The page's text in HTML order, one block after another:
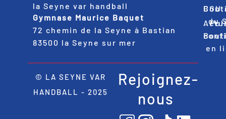
la Seyne var handball
Gymnase Maurice Baquet
72 chemin de la Seyne à Bastian
83500 la Seyne sur mer
du
en
CGU
© LA SEYNE VAR
HANDBALL - 2025
Rejoignez-
nous
Icon-
Icon-
Tiktok